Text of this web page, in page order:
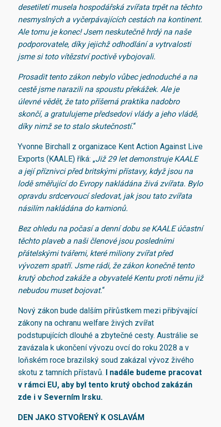
desetiletí musela hospodářská zvířata trpět na těchto
nesmyslných a vyčerpávajících cestách na kontinent.
Ale tomu je konec! Jsem neskutečně hrdý na naše
podporovatele, díky jejichž odhodlání a vytrvalosti
jsme si toto vítězství poctivě vybojovali.
Prosadit tento zákon nebylo vůbec jednoduché a na
cestě jsme narazili na spoustu překážek. Ale je
úlevné vědět, že tato příšerná praktika nadobro
skončí, a gratulujeme předsedovi vlády a jeho vládě,
díky nimž se to stalo skutečností.“
Yvonne Birchall z organizace Kent Action Against Live
Exports (KAALE) říká: „Již 29 let demonstruje KAALE
a její příznivci před britskými přístavy, když jsou na
lodě směřující do Evropy nakládána živá zvířata. Bylo
opravdu srdcervoucí sledovat, jak jsou tato zvířata
násilím nakládána do kamionů.
Bez ohledu na počasí a denní dobu se KAALE účastní
těchto plaveb a naši členové jsou posledními
přátelskými tvářemi, které miliony zvířat před
vývozem spatří. Jsme rádi, že zákon konečně tento
krutý obchod zakáže a obyvatelé Kentu proti němu již
nebudou muset bojovat.“
Nový zákon bude dalším přírůstkem mezi přibývající
zákony na ochranu welfare živých zvířat
podstupujících dlouhé a zbytečné cesty. Austrálie se
zavázala k ukončení vývozu ovcí do roku 2028 a v
loňském roce brazilský soud zakázal vývoz živého
skotu z tamních přístavů. I nadále budeme pracovat
v rámci EU, aby byl tento krutý obchod zakázán
zde i v Severním Irsku.
DEN JAKO STVOŘENÝ K OSLAVÁM